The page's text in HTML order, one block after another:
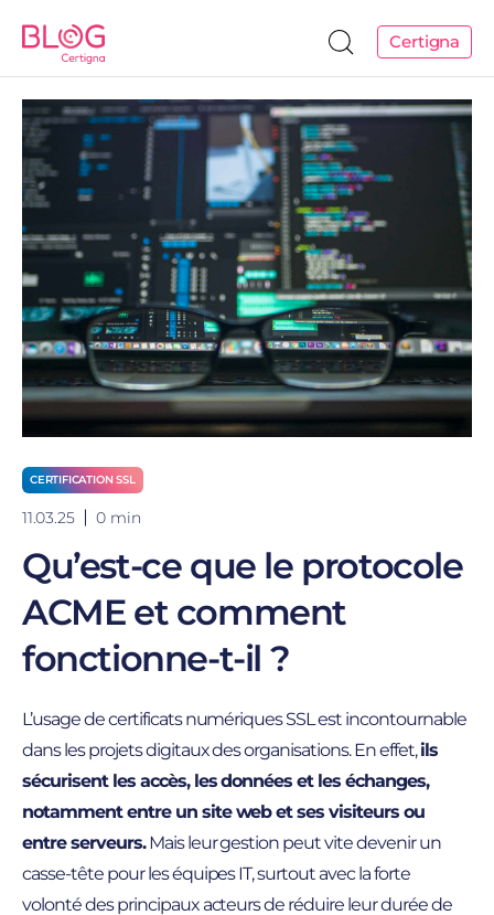
Certigna
CERTIFICATION SSL
11.03.25 0 min
Qu’est-ce que le protocole
ACME et comment
fonctionne-t-il ?
L’usage de certificats numériques SSL est incontournable
dans les projets digitaux des organisations. En effet,ils
sécurisent les accès, les données et les échanges,
notamment entre un site web et ses visiteurs ou
entre serveurs.Mais leur gestion peut vite devenir un
casse-tête pour les équipes IT, surtout avec la forte
volonté des principaux acteurs de réduire leur durée de